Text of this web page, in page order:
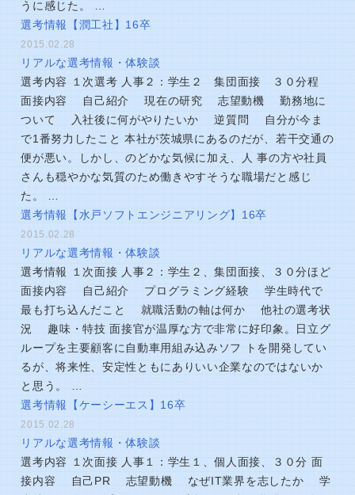
うに感じた。 …
選考情報【潤工社】16卒
2015.02.28
リアルな選考情報・体験談
選考内容 １次選考 人事２：学生２ 集団面接 ３０分程
面接内容 自己紹介 現在の研究 志望動機 勤務地に
ついて 入社後に何がやりたいか 逆質問 自分が今ま
で1番努力したこと 本社が茨城県にあるのだが、若干交通の
便が悪い。しかし、のどかな気候に加え、人 事の方や社員
さんも穏やかな気質のため働きやすそうな職場だと感じ
た。 …
選考情報【水戸ソフトエンジニアリング】16卒
2015.02.28
リアルな選考情報・体験談
選考情報 １次面接 人事２：学生２、集団面接、３０分ほど
面接内容 自己紹介 プログラミング経験 学生時代で
最も打ち込んだこと 就職活動の軸は何か 他社の選考状
況 趣味・特技 面接官が温厚な方で非常に好印象。日立グ
ループを主要顧客に自動車用組み込みソフ トを開発してい
るが、将来性、安定性ともにありいい企業なのではないか
と思う。 …
選考情報【ケーシーエス】16卒
2015.02.28
リアルな選考情報・体験談
選考内容 １次面接 人事１：学生１、個人面接、３０分 面
接内容 自己PR 志望動機 なぜIT業界を志したか 学